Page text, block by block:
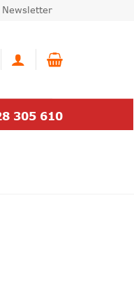
Newsletter
305 610